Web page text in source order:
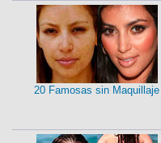
20 Famosas sin Maquillaje